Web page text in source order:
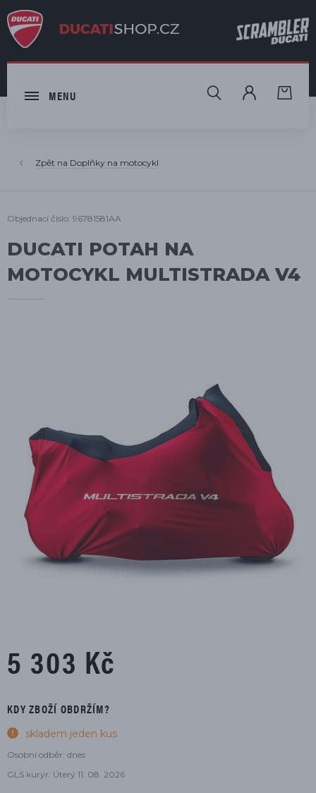
MENU HLEDAT
Doplňky na motocykl
Objednací číslo: 96781581AA
DUCATI POTAH NA
MOTOCYKL MULTISTRADA V4
5 303 Kč
KDY ZBOŽÍ OBDRŽÍM?
skladem jeden kus
Osobní odběr: dnes
GLS kurýr: Úterý 11. 08. 2026